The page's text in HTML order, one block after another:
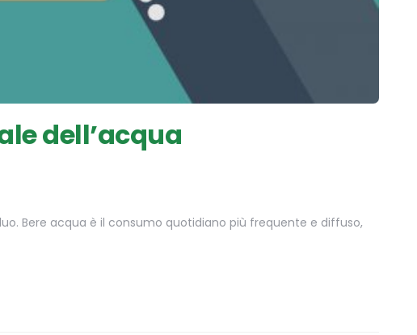
dell’acqua
Bere acqua è il consumo quotidiano più frequente e diffuso,